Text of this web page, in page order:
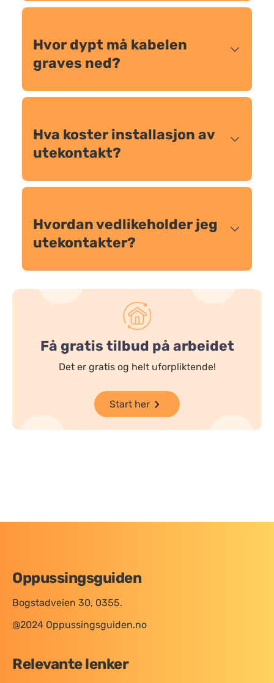
Hvor dypt må kabelen
graves ned?
Hva koster installasjon av
utekontakt?
Hvordan vedlikeholder jeg
utekontakter?
Få gratis tilbud på arbeidet
Det er gratis og helt uforpliktende!
Start her
Oppussingsguiden
Bogstadveien 30, 0355.
@2024 Oppussingsguiden.no
Relevante lenker